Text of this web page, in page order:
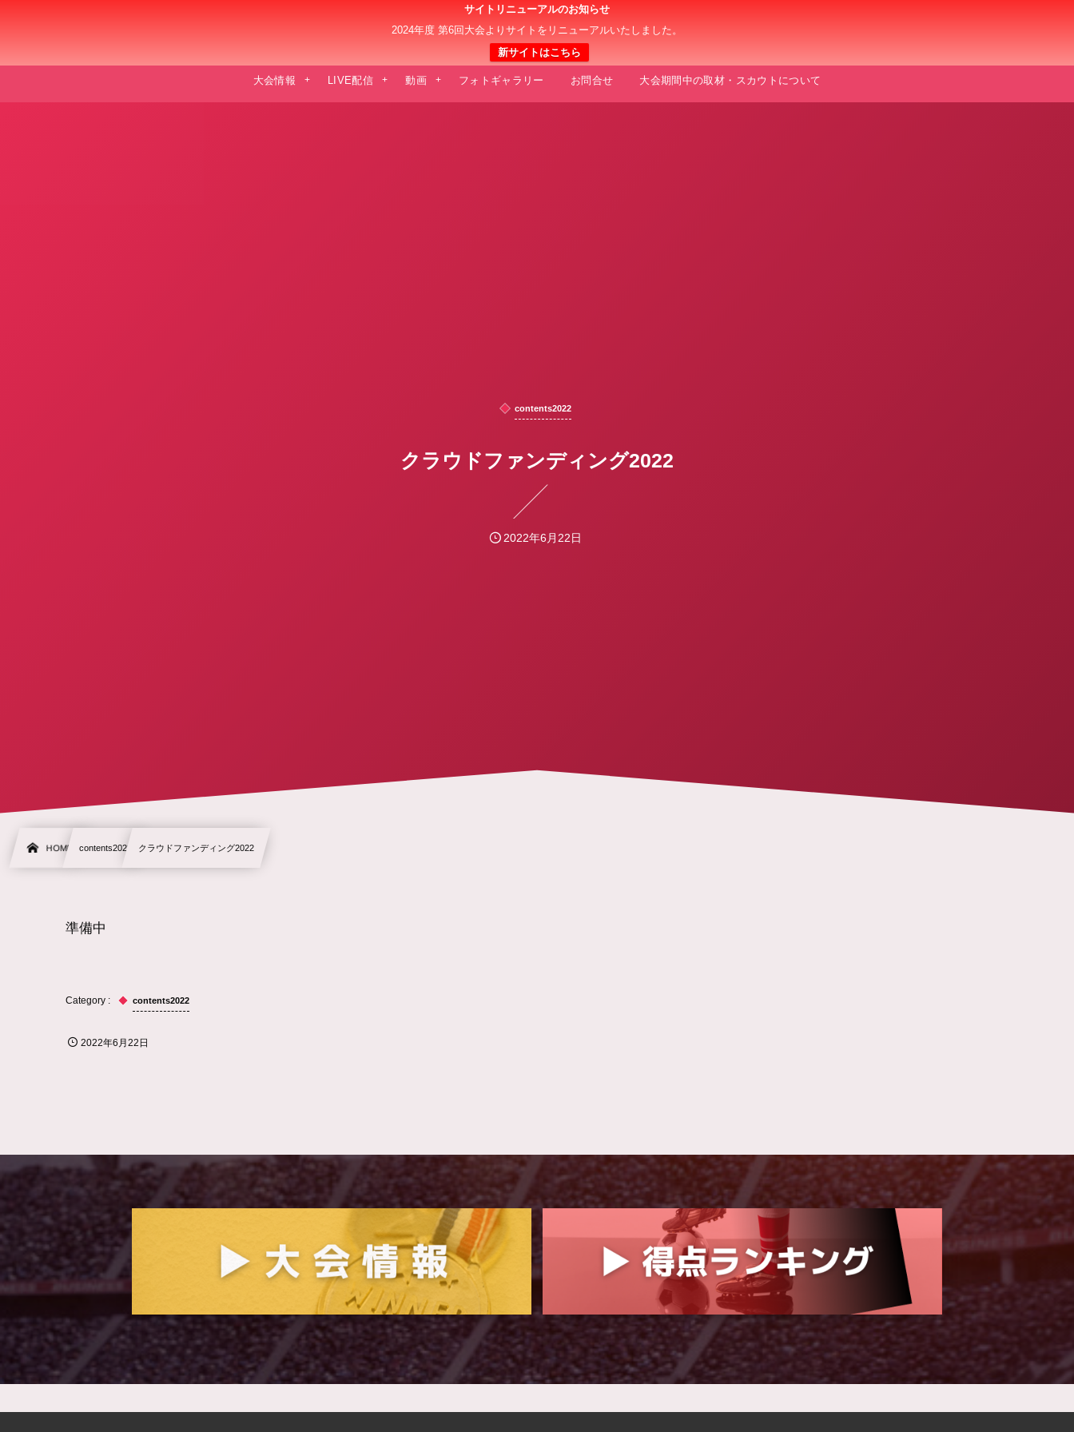
サイトリニューアルのお知らせ
2024年度 第6回大会よりサイトをリニューアルいたしました。
新サイトはこちら
日本クラブユース 女子サッカー大会(U-18)
大会情報 LIVE配信 動画 フォトギャラリー お問合せ 大会期間中の取材・スカウトについて
contents2022
クラウドファンディング2022
2022年6月22日
HOME contents2022 クラウドファンディング2022
準備中
contents2022
2022年6月22日